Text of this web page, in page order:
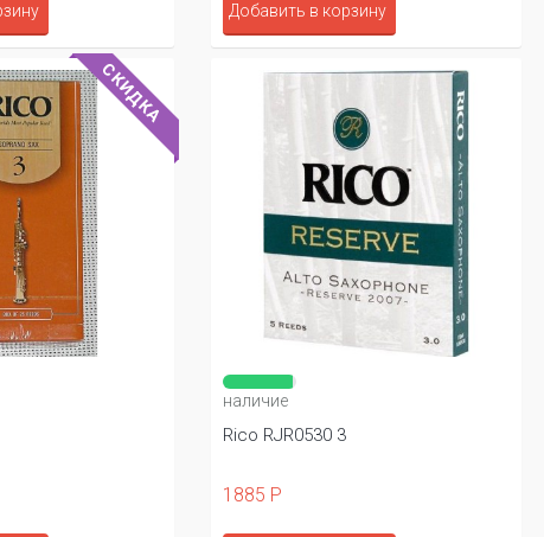
наличие
Rico RJR0530 3
1885 Р
СКИДКА
Добавить в корзину